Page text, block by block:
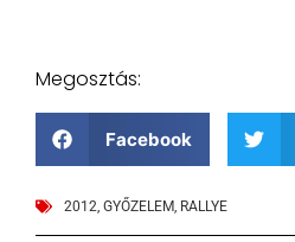
Megosztás:
Facebook
2012, GYŐZELEM, RALLYE